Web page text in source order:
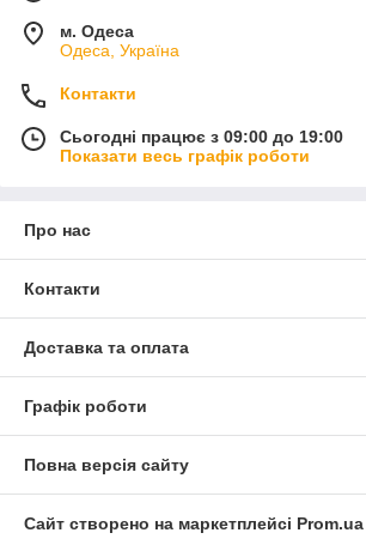
м. Одеса
Одеса, Україна
Контакти
Сьогодні працює з 09:00 до 19:00
Показати весь графік роботи
Про нас
Контакти
Доставка та оплата
Графік роботи
Повна версія сайту
Сайт створено на маркетплейсі Prom.ua